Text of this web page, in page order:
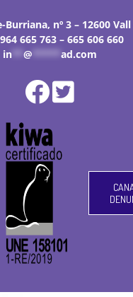
Burriana, nº 3 – 12600 Vall
665 763 – 665 606 660
in** @ ad.com